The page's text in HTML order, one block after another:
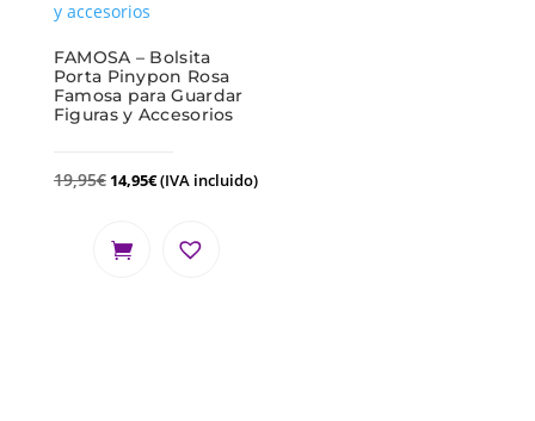
FAMOSA – Bolsita
Porta Pinypon Rosa
Famosa para Guardar
Figuras y Accesorios
19,95€ 14,95€(IVA incluido)